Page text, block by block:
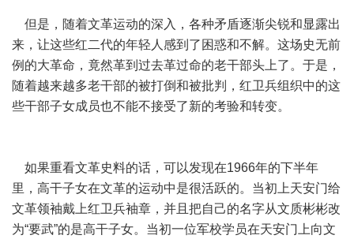
但是，随着文革运动的深入，各种矛盾逐渐尖锐和显露出
来，让这些红二代的年轻人感到了困惑和不解。这场史无前
例的大革命，竟然革到过去革过命的老干部头上了。于是，
随着越来越多老干部的被打倒和被批判，红卫兵组织中的这
些干部子女成员也不能不接受了新的考验和转变。
如果重看文革史料的话，可以发现在1966年的下半年
里，高干子女在文革的运动中是很活跃的。当初上天安门给
文革领袖戴上红卫兵袖章，并且把自己的名字从文质彬彬改
为“要武”的是高干子女。当初一位军校学员在天安门上向文